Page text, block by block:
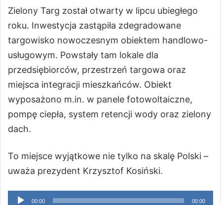
Zielony Targ został otwarty w lipcu ubiegłego
roku. Inwestycja zastąpiła zdegradowane
targowisko nowoczesnym obiektem handlowo-
usługowym. Powstały tam lokale dla
przedsiębiorców, przestrzeń targowa oraz
miejsca integracji mieszkańców. Obiekt
wyposażono m.in. w panele fotowoltaiczne,
pompę ciepła, system retencji wody oraz zielony
dach.
To miejsce wyjątkowe nie tylko na skalę Polski –
uważa prezydent Krzysztof Kosiński.
Odtwarzacz
00:00 00:00